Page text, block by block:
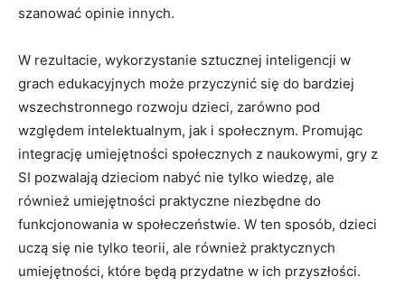
szanować⁣ opinie innych.
W rezultacie, wykorzystanie sztucznej inteligencji w
grach edukacyjnych​ może ‌przyczynić się‍ do bardziej
wszechstronnego rozwoju dzieci, zarówno pod
względem intelektualnym, jak ‌i⁢ społecznym.​ Promując⁢
integrację umiejętności społecznych z naukowymi, gry z​
SI pozwalają⁤ dzieciom nabyć ⁤nie tylko wiedzę, ale
‌również umiejętności⁤ praktyczne⁤ niezbędne do⁣
funkcjonowania​ w społeczeństwie. W ten⁢ sposób, dzieci
uczą się⁣ nie ‍tylko ‍teorii, ale również‍ praktycznych
umiejętności, które będą przydatne w ich‍ przyszłości.